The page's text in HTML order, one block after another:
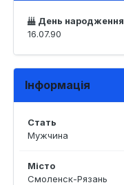
День народження
16.07.90
Інформація
Стать
Мужчина
Місто
Смоленск-Рязань